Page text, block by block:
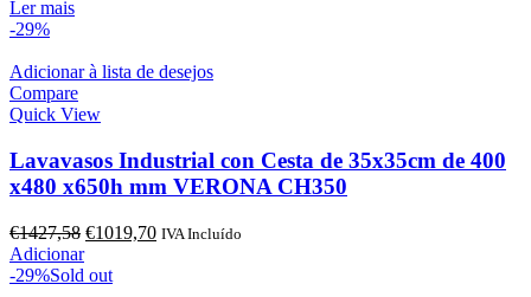
€377,44.€269,60.
Ler mais
-29%
Adicionar à lista de desejos
Compare
Quick View
Lavavasos Industrial con Cesta de 35x35cm de 400
x480 x650h mm VERONA CH350
€1427,58 O
preço
original
€1019,70OIVA Incluído
Adicionar
-29%Sold out